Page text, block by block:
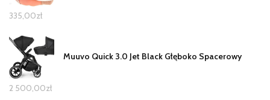
335,00zł
Muuvo Quick 3.0 Jet Black Głęboko Spacerowy
2 500,00zł